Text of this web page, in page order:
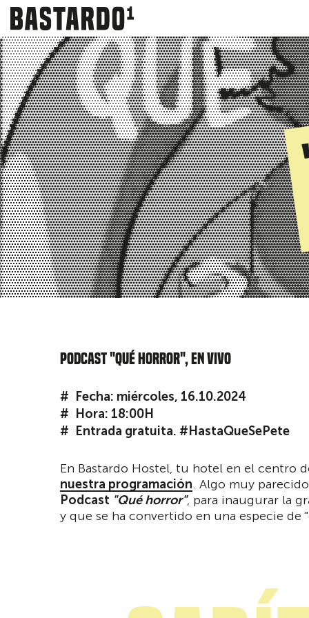
PODCAST "QUÉ HORROR", EN VIVO
Fecha: miércoles, 16.10.2024
Hora: 18:00H
Entrada gratuita. #HastaQueSePete
En Bastardo Hostel, tu hotel en el centro
nuestra programación. Algo muy
Podcast "Qué horror", para inaugurar la
y que se ha convertido en una especie de